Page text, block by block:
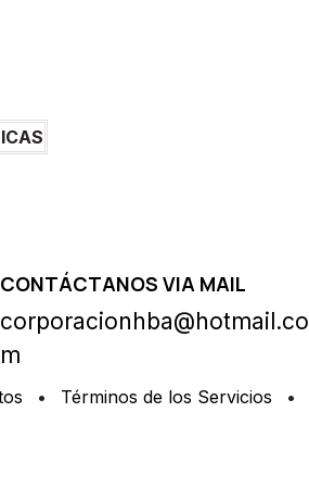
CONTÁCTANOS VIA MAIL
corporacionhba@hotmail.co
m
• Términos de los Servicios •